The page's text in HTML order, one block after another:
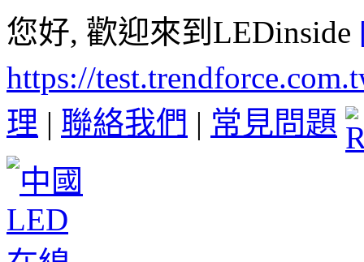
您好, 歡迎來到LEDinside
https://
理 | 聯絡我們 | 常見問題